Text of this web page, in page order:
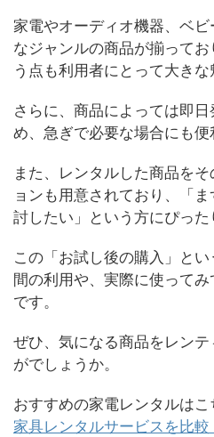
家電やオーディオ機器、ベ
なジャンルの商品が揃って
う点も利用者にとって大きな
さらに、商品によっては即
め、急ぎで必要な場合にも便
また、レンタルした商品を
ョンも用意されており、「
討したい」という方にぴった
この「お試し後の購入」と
間の利用や、実際に使って
です。
ぜひ、気になる商品をレン
がでしょうか。
おすすめの家電レンタルは
家具レンタルサービスを比較